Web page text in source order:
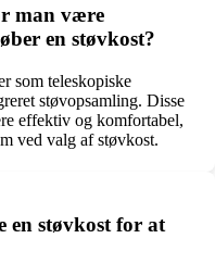
man være
en støvkost?
som teleskopiske
støvopsamling. Disse
effektiv og komfortabel,
ved valg af støvkost.
en støvkost for at